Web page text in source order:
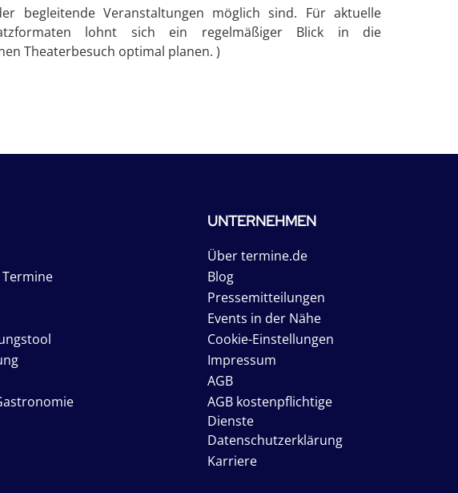
begleitende Veranstaltungen möglich sind. Für aktuelle
lohnt sich ein regelmäßiger Blick in die
Theaterbesuch optimal planen. )
Termine
UNTERNEHMEN
Über termine.de
Blog
Pressemitteilungen
Events in der Nähe
Cookie-Einstellungen
Impressum
AGB
AGB kostenpflichtige
Dienste
Datenschutzerklärung
Karriere